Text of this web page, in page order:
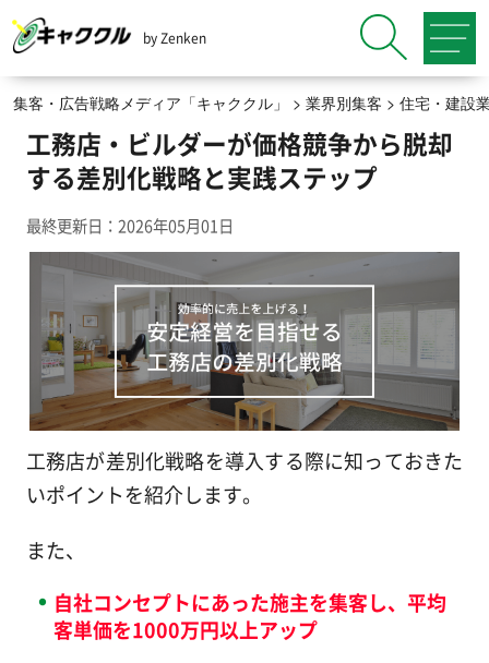
by Zenken
集客・広告戦略メディア「キャククル」 > 業界別集客 > 住宅・建設
工務店・ビルダーが価格競争から脱却
する差別化戦略と実践ステップ
最終更新日：2026年05月01日
工務店が差別化戦略を導入する際に知っておきた
いポイントを紹介します。
また、
自社コンセプトにあった施主を集客し、平均
客単価を1000万円以上アップ